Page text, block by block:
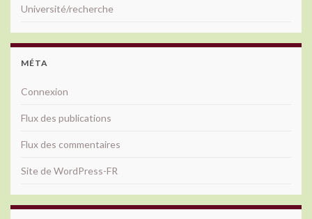
Université/recherche
MÉTA
Connexion
Flux des publications
Flux des commentaires
Site de WordPress-FR